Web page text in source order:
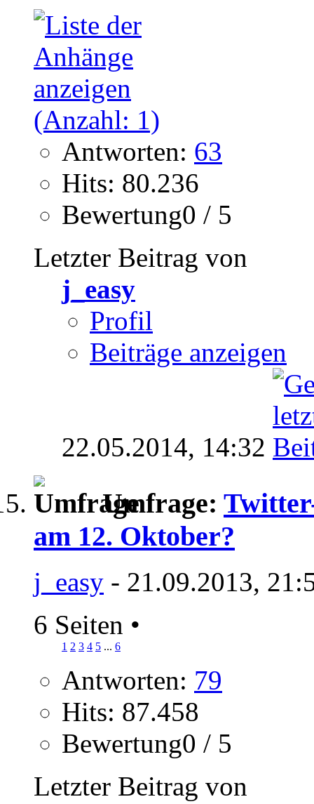
Antworten: 63
Hits: 80.236
Bewertung0 / 5
Letzter Beitrag von
j_easy
Profil
Beiträge anzeigen
22.05.2014, 14:32
Umfrage:
am 12. Oktober?
j_easy - 21.09.2013,
6 Seiten •
1 2 3 4 5 ... 6
Antworten: 79
Hits: 87.458
Bewertung0 / 5
Letzter Beitrag von